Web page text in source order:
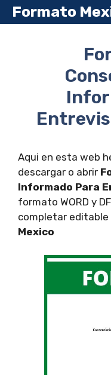
Saltar
al
Formato
Aqui en esta web
descargar o abrir
Informado Para
formato WORD y
completar editable
Mexico